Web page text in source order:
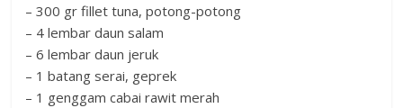
– 300 gr fillet tuna, potong-potong
– 4 lembar daun salam
– 6 lembar daun jeruk
– 1 batang serai, geprek
– 1 genggam cabai rawit merah